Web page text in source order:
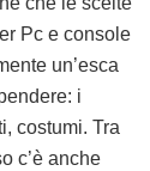
Pc e console
un’esca
i
costumi. Tra
c’è anche